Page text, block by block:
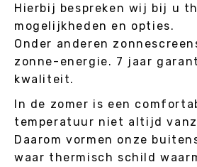
Hierbij bespreken wij bij u
mogelijkheden en opties.
Onder anderen
zonne-energie. 7 jaar
kwaliteit.
In de zomer is een
temperatuur niet altijd
Daarom vormen onze
waar thermisch schild